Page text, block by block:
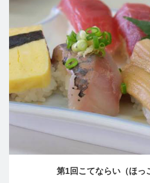
第1回こてならい（ほっ